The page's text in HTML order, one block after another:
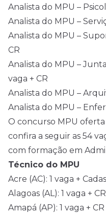
Analista do MPU –
Analista do MPU –
Analista do MPU –
CR
Analista do MPU –
vaga + CR
Analista do MPU –
Analista do MPU –
O concurso MPU oferta
confira a seguir as 54
com formação em
Técnico do MPU
Acre (AC): 1 vaga +
Alagoas (AL): 1 vaga + CR
Amapá (AP): 1 vaga + CR